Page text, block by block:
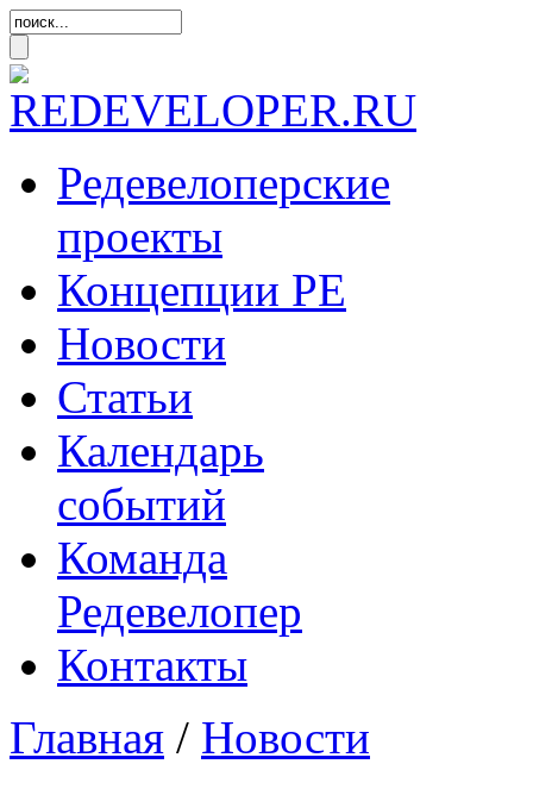
Редевелоперские
проекты
Концепции РЕ
Новости
Статьи
Календарь
событий
Команда
Редевелопер
Контакты
Главная / Новости